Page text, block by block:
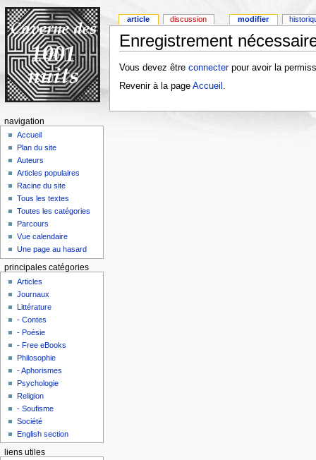
Enregistrement
Vous devez être connecterpour avoir la
Revenir à la page Accueil
article discussion modifier
navigation
Accueil
Plan du site
Auteurs
Articles populaires
Racine du site
Tous les textes
Toutes les catégories
Parcours
Vue calendaire
Une page au hasard
principales catégories
Articles
Journaux
Littérature
- Contes
- Poésie
- Free eBooks
Philosophie
- Aphorismes
Psychologie
Religion
- Soufisme
Société
English section
liens utiles